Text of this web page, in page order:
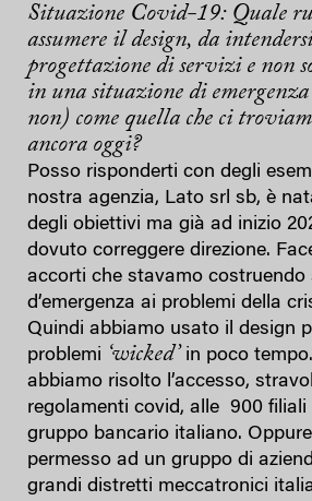
Situazione Covid-19: Quale
assumere il design, da
progettazione di servizi e non
in una situazione di
non) come quella che ci
ancora oggi?
Posso risponderti con degli
nostra agenzia, Lato srl sb, è
degli obiettivi ma già ad inizio
dovuto correggere direzione.
accorti che stavamo costruendo
d’emergenza ai problemi della
Quindi abbiamo usato il design
problemi ‘wicked’ in poco
abbiamo risolto l’accesso,
regolamenti covid, alle 900 filiali
gruppo bancario italiano.
permesso ad un gruppo di
grandi distretti meccatronici